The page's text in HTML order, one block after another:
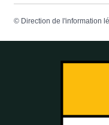
© Direction de l'information